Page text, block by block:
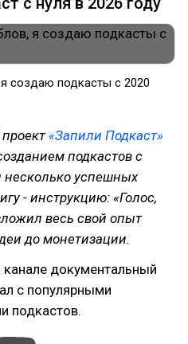
создаю подкасты с 2020
«Запили Подкаст»
подкастов с
несколько успешных
- инструкцию: «Голос,
весь свой опыт
до монетизации.
документальный
с популярными
подкастов.